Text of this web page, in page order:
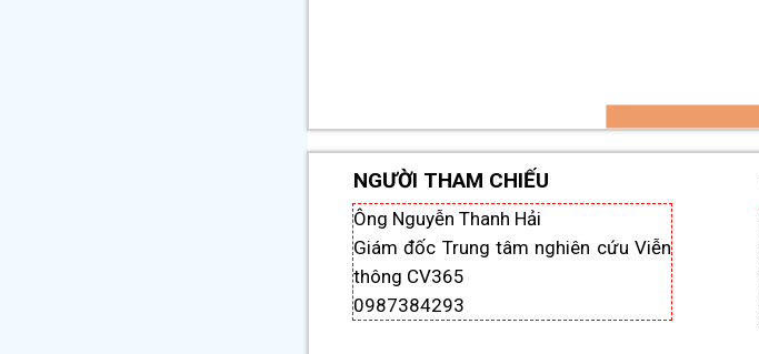
NGƯỜI THAM CHIẾU
Ông Nguyễn Thanh Hải
Giám đốc Trung tâm nghiên cứu Viễn
thông CV365
0987384293